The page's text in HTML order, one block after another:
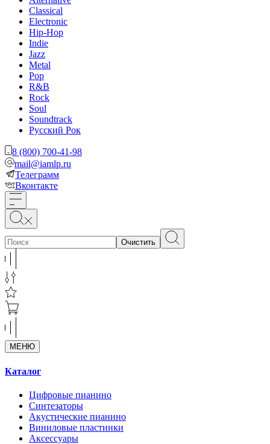
Classical
Electronic
Hip-Hop
Indie
Jazz
Metal
Pop
R&B
Rock
Soul
Soundtrack
Русский Рок
8 (800) 700-41-98
mail@iamlp.ru
Телеграмм
Вконтакте
Очистить
МЕНЮ
Каталог
Цифровые пианино
Синтезаторы
Акустические пианино
Виниловые пластинки
Аксессуары